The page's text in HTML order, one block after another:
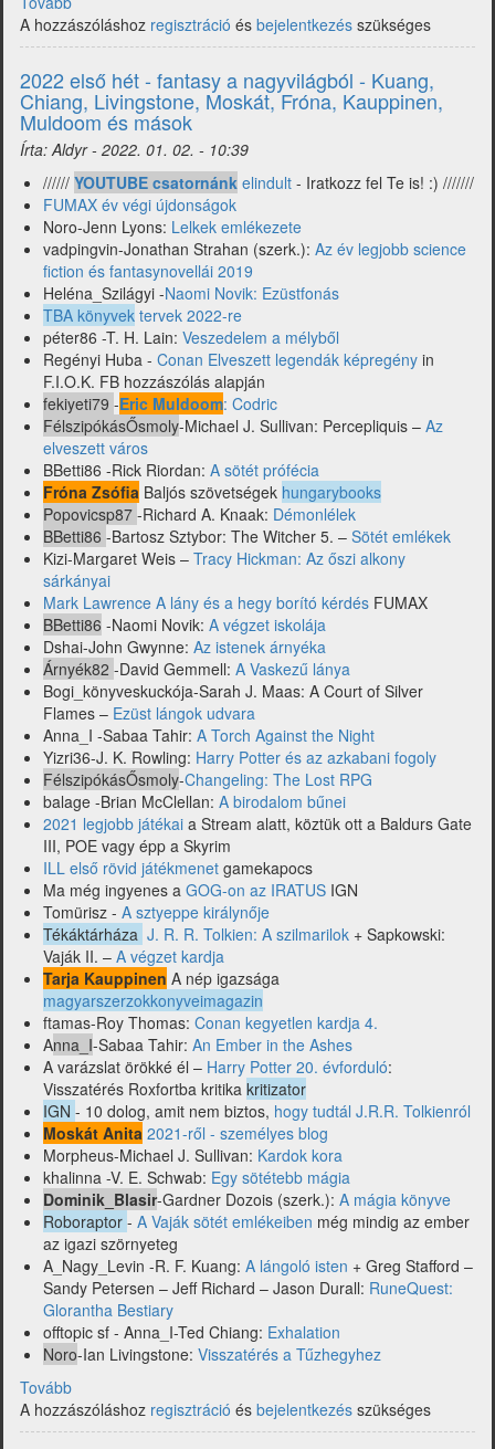
2.
hét
fantasy
fronton
-
Gemmell,
Sanderson,
Butcher,
Sapkowski,
Fallout,
Lost
Ark,
McClellan,
Veres
Attila
és
mások)
A hozzászóláshoz regisztráció és bejelentkezés szükséges
2022 első hét - fantasy a nagyvilágból - Kuang,
Chiang, Livingstone, Moskát, Fróna, Kauppinen,
Muldoom és mások
Írta:Aldyr- 2022. 01. 02. - 10:39
////// YOUTUBE csatornánk elindult - Iratkozz fel Te is! :) ///////
FUMAX év végi újdonságok
Noro-Jenn Lyons: Lelkek emlékezete
vadpingvin-Jonathan Strahan (szerk.): Az év legjobb science
fiction és fantasynovellái 2019
Heléna_Szilágyi -Naomi Novik: Ezüstfonás
TBA könyvek tervek 2022-re
péter86 -T. H. Lain: Veszedelem a mélyből
Regényi Huba - Conan Elveszett legendák képregény in
F.I.O.K. FB hozzászólás alapján
fekiyeti79 -Eric Muldoom: Codric
FélszipókásŐsmoly-Michael J. Sullivan: Percepliquis – Az
elveszett város
BBetti86 -Rick Riordan: A sötét prófécia
Fróna Zsófia Baljós szövetségek hungarybooks
Popovicsp87 -Richard A. Knaak: Démonlélek
BBetti86 -Bartosz Sztybor: The Witcher 5. – Sötét emlékek
Kizi-Margaret Weis – Tracy Hickman: Az őszi alkony
sárkányai
Mark Lawrence A lány és a hegy borító kérdés FUMAX
BBetti86 -Naomi Novik: A végzet iskolája
Dshai-John Gwynne: Az istenek árnyéka
Árnyék82 -David Gemmell: A Vaskezű lánya
Bogi_könyveskuckója-Sarah J. Maas: A Court of Silver
Flames – Ezüst lángok udvara
Anna_I -Sabaa Tahir: A Torch Against the Night
Yizri36-J. K. Rowling: Harry Potter és az azkabani fogoly
FélszipókásŐsmoly-Changeling: The Lost RPG
balage -Brian McClellan: A birodalom bűnei
2021 legjobb játékai a Stream alatt, köztük ott a Baldurs Gate
III, POE vagy épp a Skyrim
ILL első rövid játékmenet gamekapocs
Ma még ingyenes a GOG-on az IRATUS IGN
Tomürisz - A sztyeppe királynője
Tékáktárháza J. R. R. Tolkien: A szilmarilok + Sapkowski:
Vaják II. – A végzet kardja
Tarja Kauppinen A nép igazsága
magyarszerzokkonyveimagazin
ftamas-Roy Thomas: Conan kegyetlen kardja 4.
Anna_I-Sabaa Tahir: An Ember in the Ashes
A varázslat örökké él – Harry Potter 20. évforduló:
Visszatérés Roxfortba kritika kritizator
IGN - 10 dolog, amit nem biztos, hogy tudtál J.R.R. Tolkienról
Moskát Anita 2021-ről - személyes blog
Morpheus-Michael J. Sullivan: Kardok kora
khalinna -V. E. Schwab: Egy sötétebb mágia
Dominik_Blasir-Gardner Dozois (szerk.): A mágia könyve
Roboraptor - A Vaják sötét emlékeiben még mindig az ember
az igazi szörnyeteg
A_Nagy_Levin -R. F. Kuang: A lángoló isten + Greg Stafford –
Sandy Petersen – Jeff Richard – Jason Durall: RuneQuest:
Glorantha Bestiary
offtopic sf - Anna_I-Ted Chiang: Exhalation
Noro-Ian Livingstone: Visszatérés a Tűzhegyhez
Tovább
első
hét
A hozzászóláshoz regisztráció és bejelentkezés szükséges